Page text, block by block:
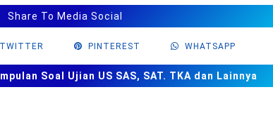
2026 tentang Penyerahan PSU Perumahan
Soal
TKA dan AN Tahun 2026
Kendal 2026/2027
Minahasa Utara 2026/2027
Share To Media Social
TWITTER PINTEREST WHATSAPP
Soal Ujian US SAS, SAT. TKA dan Lainnya